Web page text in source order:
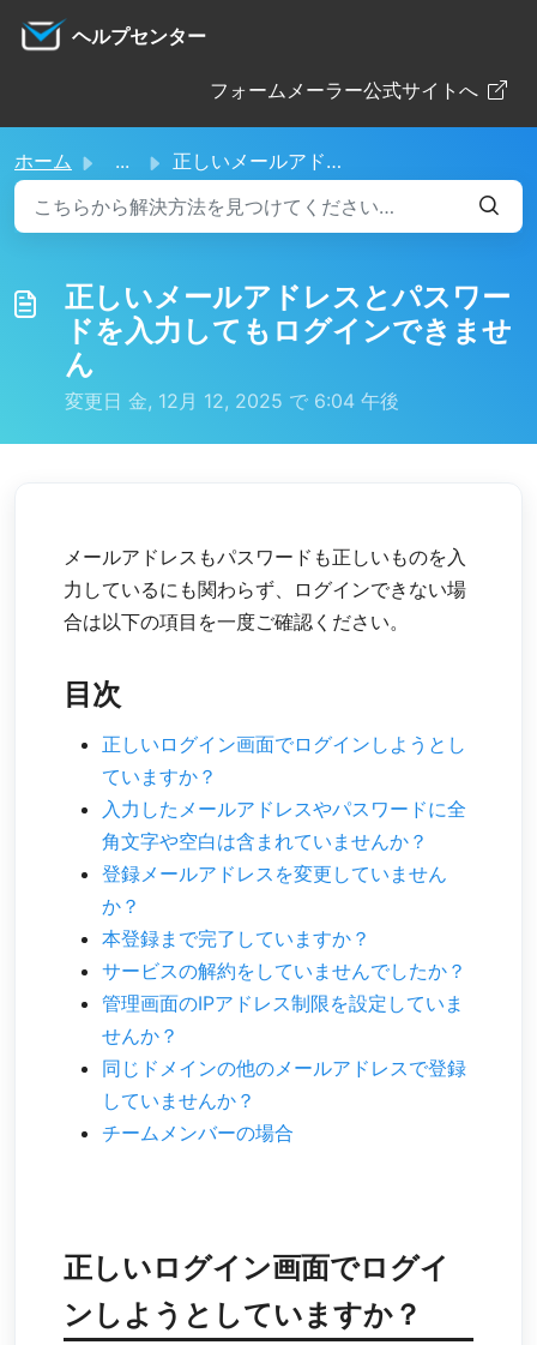
ヘルプセンター
フォームメーラー公式サイトへ
ホーム ... 正しいメールアドレスとパスワードを入力してもログインできません
正しいメールアドレスとパスワー
ドを入力してもログインできませ
ん
変更日 金, 12月 12, 2025 で 6:04 午後
メールアドレスもパスワードも正しいものを入
力しているにも関わらず、ログインできない場
合は以下の項目を一度ご確認ください。
目次
正しいログイン画面でログインしようとし
ていますか？
入力したメールアドレスやパスワードに全
角文字や空白は含まれていませんか？
登録メールアドレスを変更していません
か？
本登録まで完了していますか？
サービスの解約をしていませんでしたか？
管理画面のIPアドレス制限を設定していま
せんか？
同じドメインの他のメールアドレスで登録
していませんか？
チームメンバーの場合
正しいログイン画面でログイ
ンしようとしていますか？